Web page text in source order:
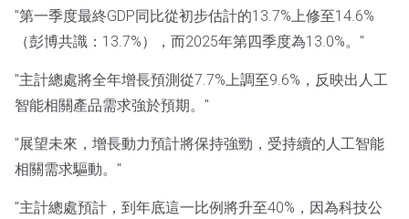
"第一季度最終GDP同比從初步估計的13.7%上修至14.6%
（彭博共識：13.7%），而2025年第四季度為13.0%。"
"主計總處將全年增長預測從7.7%上調至9.6%，反映出人工
智能相關產品需求強於預期。"
"展望未來，增長動力預計將保持強勁，受持續的人工智能
相關需求驅動。"
"主計總處預計，到年底這一比例將升至40%，因為科技公